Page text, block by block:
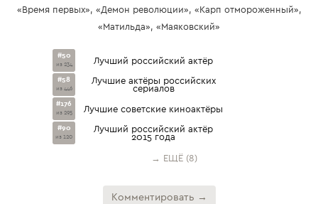
«Время первых», «Демон революции», «Карп отмороженный»,
«Матильда», «Маяковский»
#50
из 234 Лучший российский актёр
#58
из 446
Лучшие актёры российских
сериалов
#176
из 295 Лучшие советские киноактёры
#90
из 120
Лучший российский актёр
2015 года
→ ЕЩЁ (8)
Комментировать →